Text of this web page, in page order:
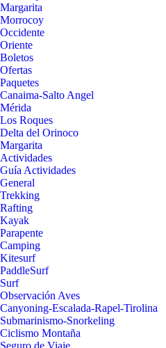
Margarita
Morrocoy
Occidente
Oriente
Boletos
Ofertas
Paquetes
Canaima-Salto Angel
Mérida
Los Roques
Delta del Orinoco
Margarita
Actividades
Guía Actividades
General
Trekking
Rafting
Kayak
Parapente
Camping
Kitesurf
PaddleSurf
Surf
Observación Aves
Canyoning-Escalada-Rapel-Tirolina
Submarinismo-Snorkeling
Ciclismo Montaña
Seguro de Viaje